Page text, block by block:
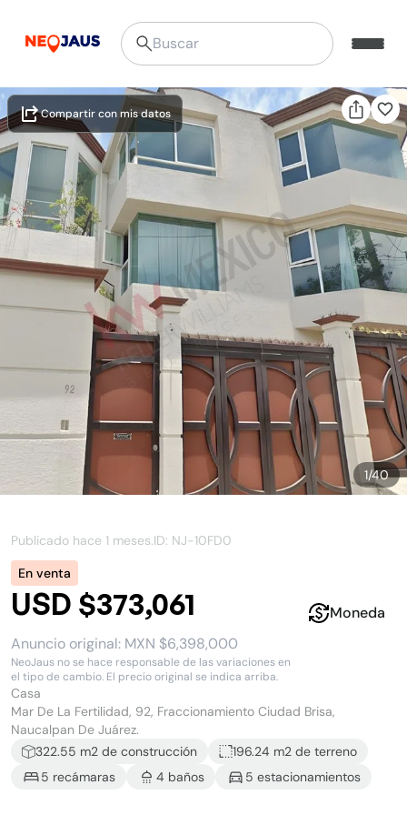
1/40
Compartir con mis datos
Publicado hace 1 meses.ID: NJ-10FD0
En venta
USD $373,061
Anuncio original: MXN $6,398,000
NeoJaus no se hace responsable de las variaciones en
el tipo de cambio. El precio original se indica arriba.
Moneda
Casa
Mar De La Fertilidad, 92, Fraccionamiento Ciudad Brisa,
Naucalpan De Juárez.
322.55 m2 de construcción 196.24 m2 de terreno
5 recámaras 4 baños 5 estacionamientos